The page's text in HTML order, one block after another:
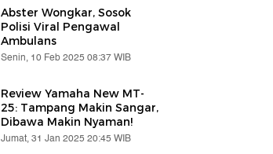
Abster Wongkar, Sosok
Polisi Viral Pengawal
Ambulans
Senin, 10 Feb 2025 08:37 WIB
Review Yamaha New MT-
25: Tampang Makin Sangar,
Dibawa Makin Nyaman!
Jumat, 31 Jan 2025 20:45 WIB